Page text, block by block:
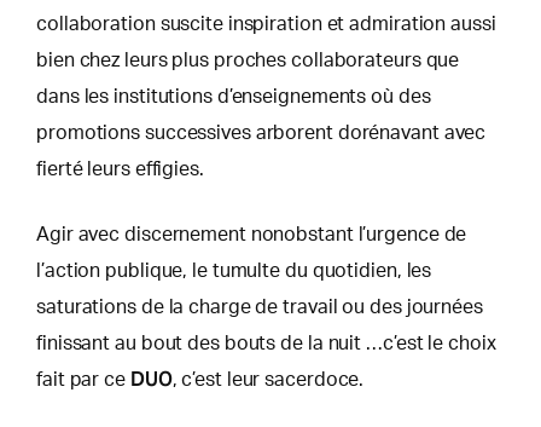
collaboration suscite inspiration et admiration aussi
bien chez leurs plus proches collaborateurs que
dans les institutions d’enseignements où des
promotions successives arborent dorénavant avec
fierté leurs effigies.
Agir avec discernement nonobstant l’urgence de
l’action publique, le tumulte du quotidien, les
saturations de la charge de travail ou des journées
finissant au bout des bouts de la nuit …c’est le choix
fait par ce DUO, c’est leur sacerdoce.